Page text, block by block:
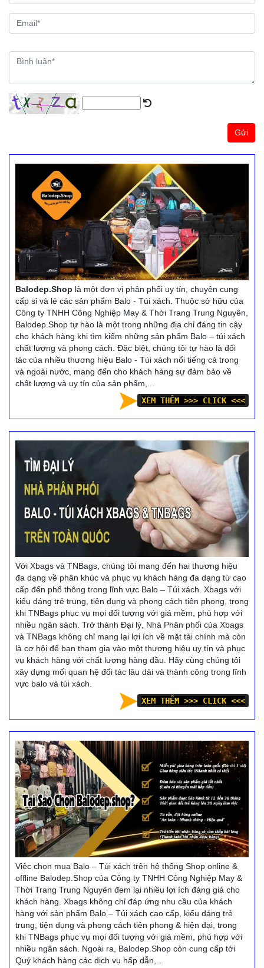
Gửi
Balodep.Shop là một đơn vị phân phối uy tín, chuyên cung
cấp sỉ và lẻ các sản phẩm Balo - Túi xách. Thuộc sở hữu của
Công ty TNHH Công Nghiệp May & Thời Trang Trung Nguyên,
Balodep.Shop tự hào là một trong những địa chỉ đáng tin cậy
cho khách hàng khi tìm kiếm những sản phẩm Balo – túi xách
chất lượng và phong cách. Đặc biệt, chúng tôi tự hào là đối
tác của nhiều thương hiệu Balo - Túi xách nổi tiếng cả trong
và ngoài nước, mang đến cho khách hàng sự đảm bảo về
chất lượng và uy tín của sản phẩm,...
XEM THÊM >>> CLICK <<<
Với Xbags và TNBags, chúng tôi mang đến hai thương hiệu
đa dạng về phân khúc và phục vụ khách hàng đa dạng từ cao
cấp đến phổ thông trong lĩnh vực Balo – Túi xách. Xbags với
kiểu dáng trẻ trung, tiện dụng và phong cách tiên phong, trong
khi TNBags phục vụ mọi đối tượng với giá mềm, phù hợp với
nhiều ngân sách. Trở thành Đại lý, Nhà Phân phối của Xbags
và TNBags không chỉ mang lại lợi ích về mặt tài chính mà còn
là cơ hội để bạn tham gia vào một thương hiệu uy tín và phục
vụ khách hàng với chất lượng hàng đầu. Hãy cùng chúng tôi
xây dựng mối quan hệ đối tác lâu dài và thành công trong lĩnh
vực balo và túi xách.
XEM THÊM >>> CLICK <<<
Việc chọn mua Balo – Túi xách trên hệ thống Shop online &
offline Balodep.Shop của Công ty TNHH Công Nghiệp May &
Thời Trang Trung Nguyên đem lại nhiều lợi ích đáng giá cho
khách hàng. Xbags không chỉ đáp ứng nhu cầu của khách
hàng với sản phẩm Balo – Túi xách cao cấp, kiểu dáng trẻ
trung, tiện dụng và phong cách tiên phong & hiện đại, trong
khi TNBags phục vụ mọi đối tượng với giá mềm, phù hợp với
nhiều ngân sách. Ngoài ra, Balodep.Shop còn cung cấp tới
Quý khách hàng các dịch vụ hấp dẫn,...